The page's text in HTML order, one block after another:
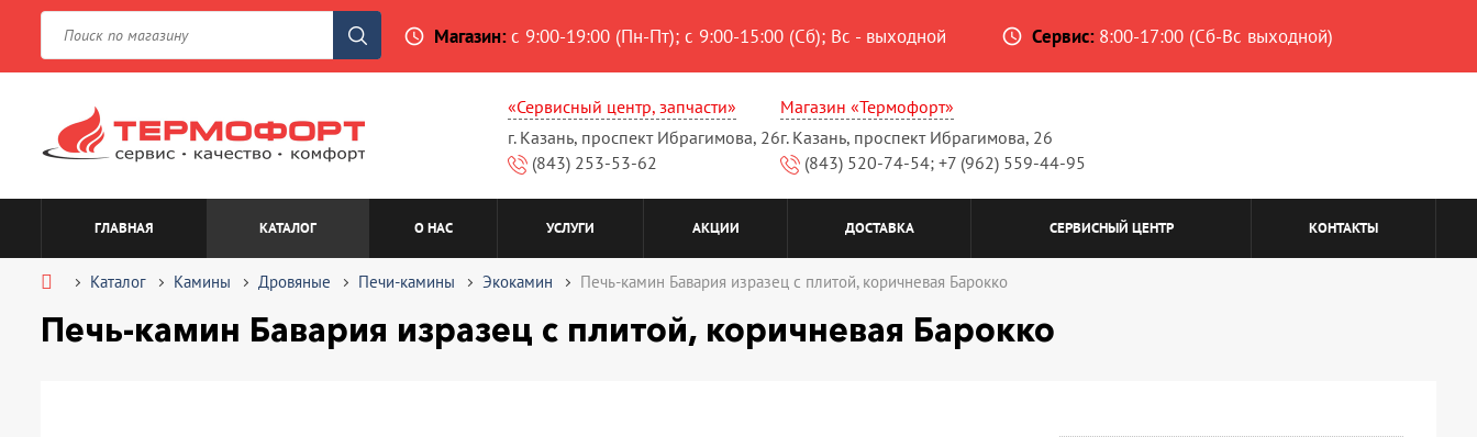
access_time Магазин:с 9:00-19:00 (Пн-Пт); с 9:00-15:00 (Сб); Вс - выходной access_time Сервис: 8:00-17:00 (Сб-Вс выходной)
«Сервисный центр, запчасти»
г. Казань, проспект Ибрагимова, 26
(843) 253-53-62
Магазин «Термофорт»
г. Казань, проспект Ибрагимова, 26
(843) 520-74-54; +7 (962) 559-44-95
ГЛАВНАЯ КАТАЛОГ О НАС УСЛУГИ АКЦИИ ДОСТАВКА СЕРВИСНЫЙ ЦЕНТР КОНТАКТЫ
Каталог Камины Дровяные Печи-камины Экокамин Печь-камин Бавария изразец c плитой, коричневая Барокко
Печь-камин Бавария изразец c плитой, коричневая Барокко